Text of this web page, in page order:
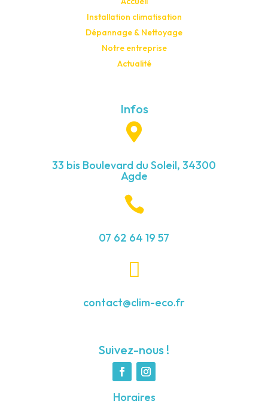
Installation climatisation
Dépannage & Nettoyage
Notre entreprise
Actualité
Infos

33 bis Boulevard du Soleil, 34300
Agde

07 62 64 19 57

contact@clim-eco.fr
Suivez-nous !
Horaires